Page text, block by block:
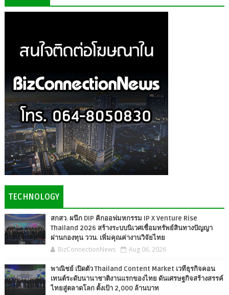
TECHNOLOGY
สกสว. ผนึก DIP คิกออฟมหกรรม IP X Venture Rise
Thailand 2026 สร้างระบบนิเวศเชื่อมทรัพย์สินทางปัญญา
ผ่านกองทุน ววน. เพิ่มคุณค่างานวิจัยไทย
BizConnectionNews Aug 06, 2026
พาณิชย์ เปิดตัว Thailand Content Market เวทีธุรกิจคอน
เทนต์ระดับนานาชาติงานแรกของไทย ดันเศรษฐกิจสร้างสรรค์
ไทยสู่ตลาดโลก ตั้งเป้า 2,000 ล้านบาท